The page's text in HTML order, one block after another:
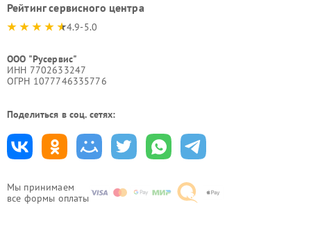
Мы принимаем
все формы оплаты
Рейтинг сервисного центра
4.9-5.0
ООО "Русервис"
ИНН 7702633247
ОГРН 1077746335776
Поделиться в соц. сетях: